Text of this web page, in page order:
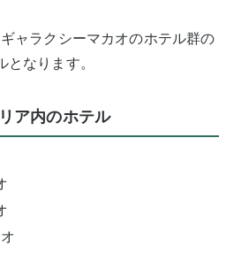
ャラクシーマカオのホテル群の
なります。
ア内のホテル